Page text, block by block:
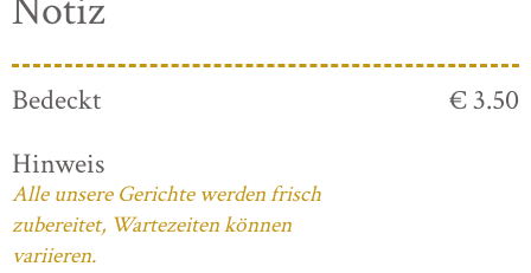
Notiz
Bedeckt
€ 3.50
Hinweis
Alle unsere Gerichte werden frisch
zubereitet, Wartezeiten können
variieren.